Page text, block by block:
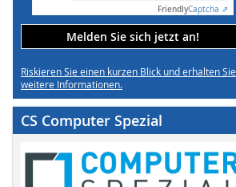
FriendlyCaptcha ⇗
Melden Sie sich jetzt an!
Riskieren Sie einen kurzen Blick und erhalten Sie
weitere Informationen.
CS Computer Spezial